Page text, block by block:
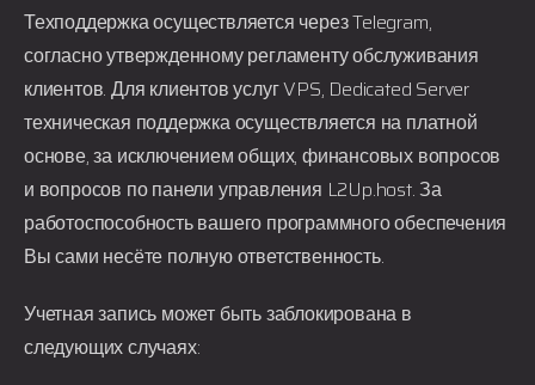
Техподдержка осуществляется через Telegram,
согласно утвержденному регламенту обслуживания
клиентов. Для клиентов услуг VPS, Dedicated Server
техническая поддержка осуществляется на платной
основе, за исключением общих, финансовых вопросов
и вопросов по панели управления L2Up.host. За
работоспособность вашего программного обеспечения
Вы сами несёте полную ответственность.
Учетная запись может быть заблокирована в
следующих случаях: